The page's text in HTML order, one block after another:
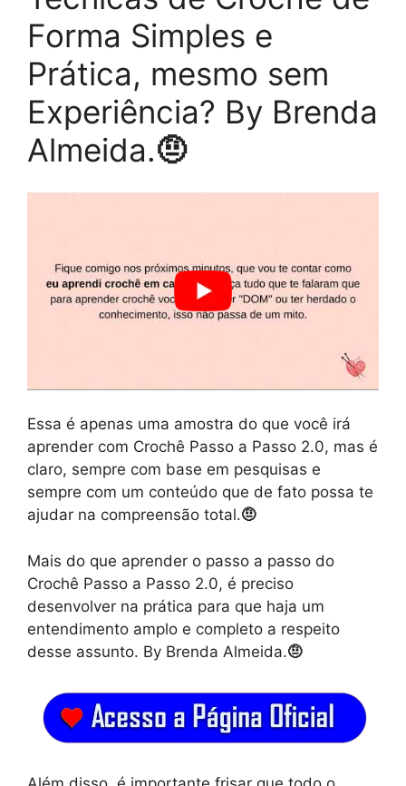
Forma Simples e
Prática, mesmo sem
Experiência? By Brenda
Almeida.🤨
Essa é apenas uma amostra do que você irá
aprender com Crochê Passo a Passo 2.0, mas é
claro, sempre com base em pesquisas e
sempre com um conteúdo que de fato possa te
ajudar na compreensão total.🤨
Mais do que aprender o passo a passo do
Crochê Passo a Passo 2.0, é preciso
desenvolver na prática para que haja um
entendimento amplo e completo a respeito
desse assunto. By Brenda Almeida.🤨